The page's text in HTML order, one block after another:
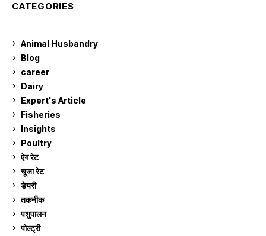
CATEGORIES
Animal Husbandry
Blog
career
Dairy
Expert's Article
Fisheries
Insights
Poultry
ऐग रेट
चूजा रेट
डेयरी
तकनीक
पशुपालन
पोल्ट्री